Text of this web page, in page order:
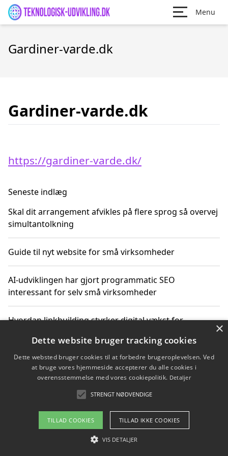
Menu
Gardiner-varde.dk
Gardiner-varde.dk
https://gardiner-varde.dk/
Seneste indlæg
Skal dit arrangement afvikles på flere sprog så overvej
simultantolkning
Guide til nyt website for små virksomheder
AI-udviklingen har gjort programmatic SEO
interessant for selv små virksomheder
Hvordan linkbuilding styrker digital vækst for
Sådan har udviklingen inden for genbrug af elektronik
ændret sig
Copyright 2026 - Pilanto Aps
Om / kontakt
×
Dette website bruger tracking cookies
Dette websted bruger cookies til at forbedre brugeroplevelsen. Ved
at bruge vores hjemmeside accepterer du alle cookies i
overensstemmelse med vores cookiepolitik. Detaljer
STRENGT NØDVENDIGE
TILLAD COOKIES TILLAD IKKE COOKIES
VIS DETALJER